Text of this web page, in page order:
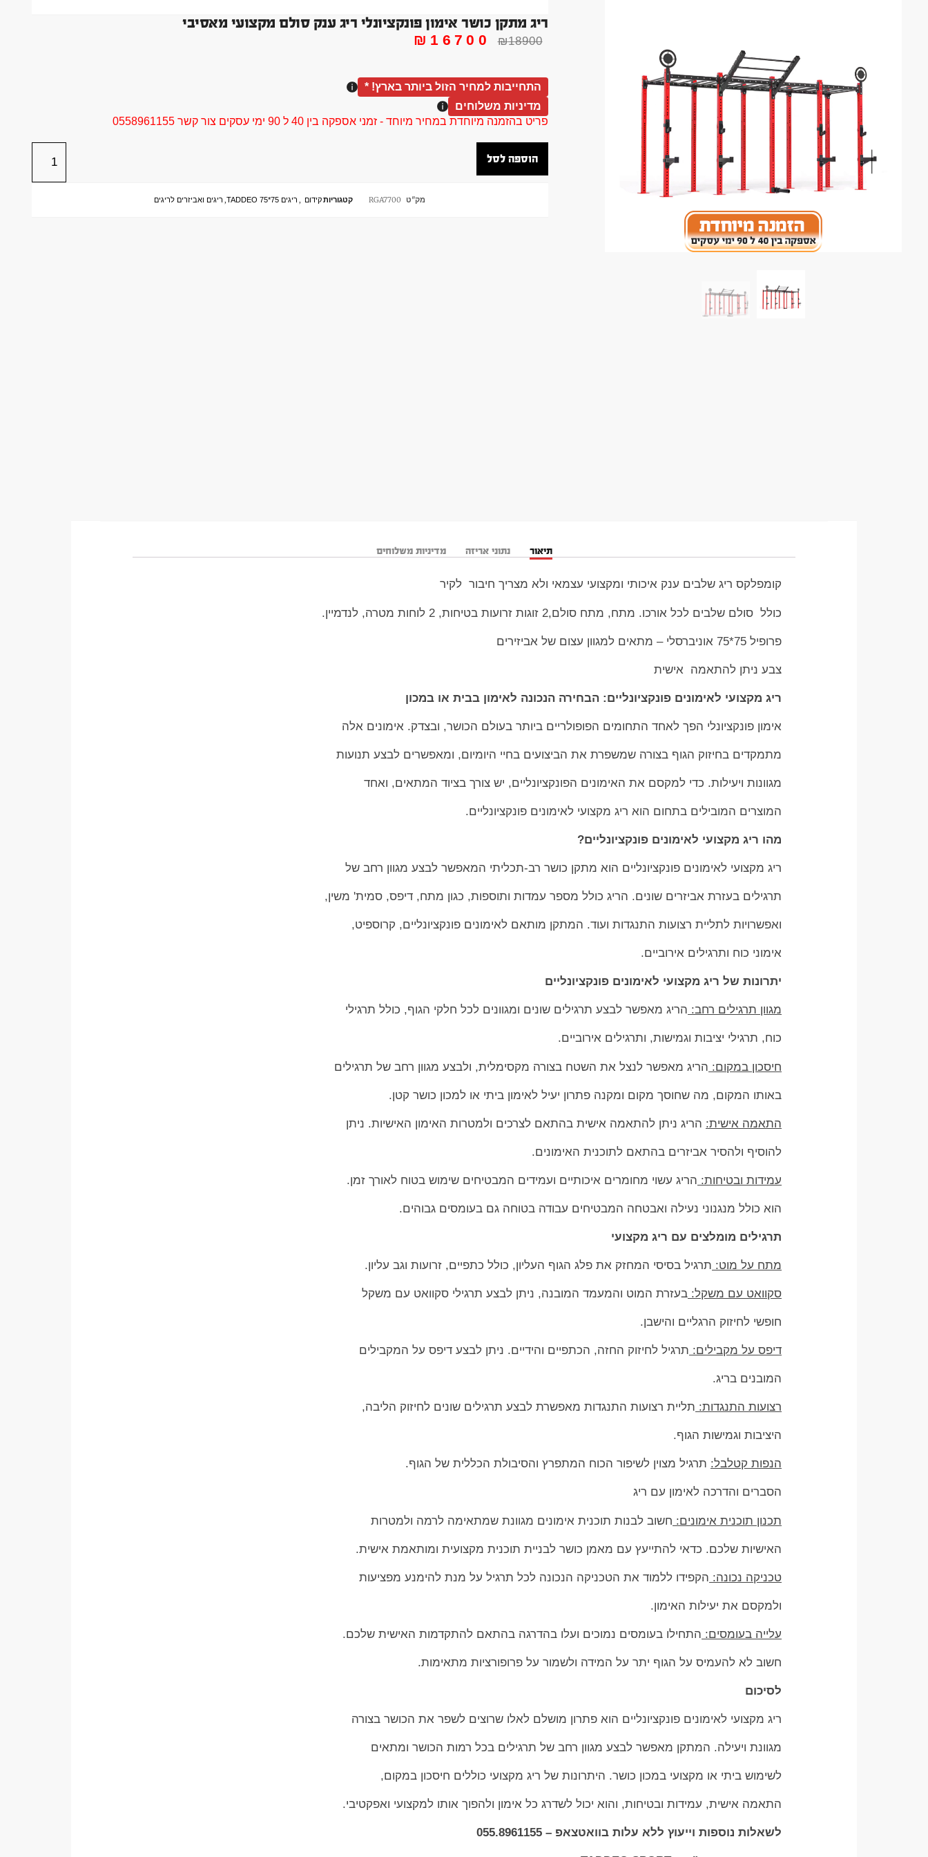
ריג מתקן כושר אימון פונקציונלי ריג ענק סולם מקצועי מאסיבי
₪18900
₪ 16700
התחייבות למחיר הזול ביותר בארץ! *
מדיניות משלוחים
פריט בהזמנה מיוחדת במחיר מיוחד - זמני אספקה בין 40 ל 90 ימי עסקים צור קשר 0558961155
הוספה לסל
מק"ט RGA7700 קטגוריותקידום , ריגים 75*75 TADDEO , ריגים ואביזרים לריגים
תיאור נתוני אריזה מדיניות משלוחים
קומפלקס ריג שלבים ענק איכותי ומקצועי עצמאי ולא מצריך חיבור לקיר
כולל סולם שלבים לכל אורכו. מתח, מתח סולם,2 זוגות זרועות בטיחות, 2 לוחות מטרה, לנדמיין.
פרופיל 75*75 אוניברסלי – מתאים למגוון עצום של אביזירים
צבע ניתן להתאמה אישית
ריג מקצועי לאימונים פונקציונליים: הבחירה הנכונה לאימון בבית או במכון
אימון פונקציונלי הפך לאחד התחומים הפופולריים ביותר בעולם הכושר, ובצדק. אימונים אלה
מתמקדים בחיזוק הגוף בצורה שמשפרת את הביצועים בחיי היומיום, ומאפשרים לבצע תנועות
מגוונות ויעילות. כדי למקסם את האימונים הפונקציונליים, יש צורך בציוד המתאים, ואחד
המוצרים המובילים בתחום הוא ריג מקצועי לאימונים פונקציונליים.
מהו ריג מקצועי לאימונים פונקציונליים?
ריג מקצועי לאימונים פונקציונליים הוא מתקן כושר רב-תכליתי המאפשר לבצע מגוון רחב של
תרגילים בעזרת אביזרים שונים. הריג כולל מספר עמדות ותוספות, כגון מתח, דיפס, סמית' משין,
ואפשרויות לתליית רצועות התנגדות ועוד. המתקן מותאם לאימונים פונקציונליים, קרוספיט,
אימוני כוח ותרגילים אירוביים.
יתרונות של ריג מקצועי לאימונים פונקציונליים
מגוון תרגילים רחב: הריג מאפשר לבצע תרגילים שונים ומגוונים לכל חלקי הגוף, כולל תרגילי
כוח, תרגילי יציבות וגמישות, ותרגילים אירוביים.
חיסכון במקום: הריג מאפשר לנצל את השטח בצורה מקסימלית, ולבצע מגוון רחב של תרגילים
באותו המקום, מה שחוסך מקום ומקנה פתרון יעיל לאימון ביתי או למכון כושר קטן.
התאמה אישית: הריג ניתן להתאמה אישית בהתאם לצרכים ולמטרות האימון האישיות. ניתן
להוסיף ולהסיר אביזרים בהתאם לתוכנית האימונים.
עמידות ובטיחות: הריג עשוי מחומרים איכותיים ועמידים המבטיחים שימוש בטוח לאורך זמן.
הוא כולל מנגנוני נעילה ואבטחה המבטיחים עבודה בטוחה גם בעומסים גבוהים.
תרגילים מומלצים עם ריג מקצועי
מתח על מוט: תרגיל בסיסי המחזק את פלג הגוף העליון, כולל כתפיים, זרועות וגב עליון.
סקוואט עם משקל: בעזרת המוט והמעמד המובנה, ניתן לבצע תרגילי סקוואט עם משקל
חופשי לחיזוק הרגליים והישבן.
דיפס על מקבילים: תרגיל לחיזוק החזה, הכתפיים והידיים. ניתן לבצע דיפס על המקבילים
המובנים בריג.
רצועות התנגדות: תליית רצועות התנגדות מאפשרת לבצע תרגילים שונים לחיזוק הליבה,
היציבות וגמישות הגוף.
הנפות קטלבל: תרגיל מצוין לשיפור הכוח המתפרץ והסיבולת הכללית של הגוף.
הסברים והדרכה לאימון עם ריג
תכנון תוכנית אימונים: חשוב לבנות תוכנית אימונים מגוונת שמתאימה לרמה ולמטרות
האישיות שלכם. כדאי להתייעץ עם מאמן כושר לבניית תוכנית מקצועית ומותאמת אישית.
טכניקה נכונה: הקפידו ללמוד את הטכניקה הנכונה לכל תרגיל על מנת להימנע מפציעות
ולמקסם את יעילות האימון.
עלייה בעומסים: התחילו בעומסים נמוכים ועלו בהדרגה בהתאם להתקדמות האישית שלכם.
חשוב לא להעמיס על הגוף יתר על המידה ולשמור על פרופורציות מתאימות.
לסיכום
ריג מקצועי לאימונים פונקציונליים הוא פתרון מושלם לאלו שרוצים לשפר את הכושר בצורה
מגוונת ויעילה. המתקן מאפשר לבצע מגוון רחב של תרגילים בכל רמות הכושר ומתאים
לשימוש ביתי או מקצועי במכון כושר. היתרונות של ריג מקצועי כוללים חיסכון במקום,
התאמה אישית, עמידות ובטיחות, והוא יכול לשדרג כל אימון ולהפוך אותו למקצועי ואפקטיבי.
לשאלות נוספות וייעוץ ללא עלות בוואטצאפ – 055.8961155